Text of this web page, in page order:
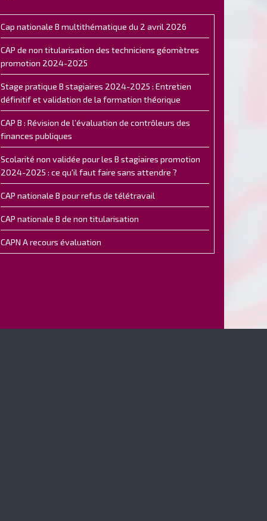
Cap nationale B multithématique du 2 avril 2026
CAP de non titularisation des techniciens géomètres
promotion 2024-2025
Stage pratique B stagiaires 2024-2025 : Entretien
définitif et validation de la formation théorique
CAP B : Révision de l’évaluation de contrôleurs des
finances publiques
Scolarité non validée pour les B stagiaires promotion
2024-2025 : ce qu'il faut faire sans attendre ?
CAP nationale B pour refus de télétravail
CAP nationale B de non titularisation
CAPN A recours évaluation